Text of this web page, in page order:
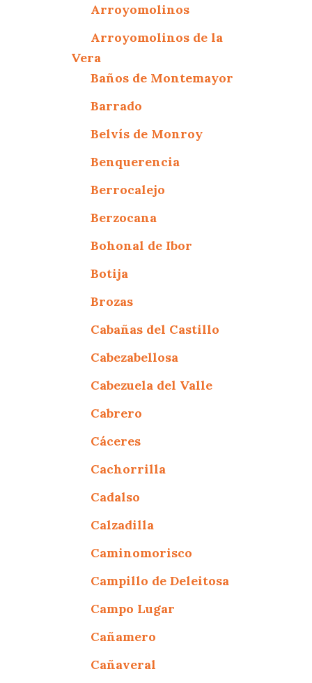
Arroyomolinos
Arroyomolinos de la
Vera
Baños de Montemayor
Barrado
Belvís de Monroy
Benquerencia
Berrocalejo
Berzocana
Bohonal de Ibor
Botija
Brozas
Cabañas del Castillo
Cabezabellosa
Cabezuela del Valle
Cabrero
Cáceres
Cachorrilla
Cadalso
Calzadilla
Caminomorisco
Campillo de Deleitosa
Campo Lugar
Cañamero
Cañaveral